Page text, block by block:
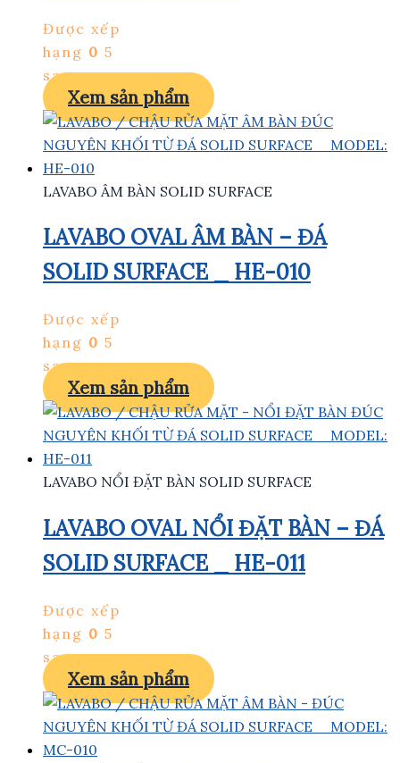
Được xếp
hạng 0 5
sao
Xem sản phẩm
LAVABO ÂM BÀN SOLID SURFACE
LAVABO OVAL ÂM BÀN – ĐÁ
SOLID SURFACE _ HE-010
Được xếp
hạng 0 5
sao
Xem sản phẩm
LAVABO NỔI ĐẶT BÀN SOLID SURFACE
LAVABO OVAL NỔI ĐẶT BÀN – ĐÁ
SOLID SURFACE _ HE-011
Được xếp
hạng 0 5
sao
Xem sản phẩm